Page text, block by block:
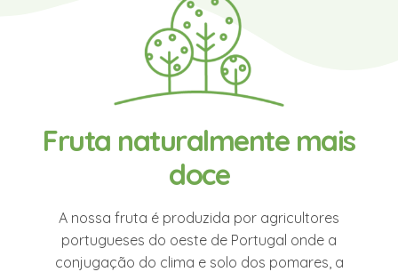
Fruta naturalmente mais
doce
A nossa fruta é produzida por agricultores
portugueses do oeste de Portugal onde a
conjugação do clima e solo dos pomares, a